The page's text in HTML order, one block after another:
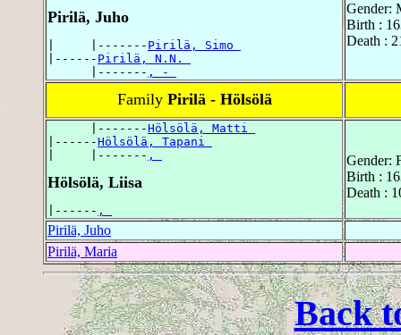
Pirilä, Juho
|     |------- Pirilä, Simo
|------ Pirilä, N.N.
      |-------
, -
Gender:
Birth :
Death :
Family Pirilä - Hölsölä
      |-------
Hölsölä, Matti
|------Hölsölä, Tapani
|     |------- ,
Hölsölä, Liisa
|------ ,
Gender:
Birth :
Death :
Pirilä, Juho
Pirilä, Maria
Back